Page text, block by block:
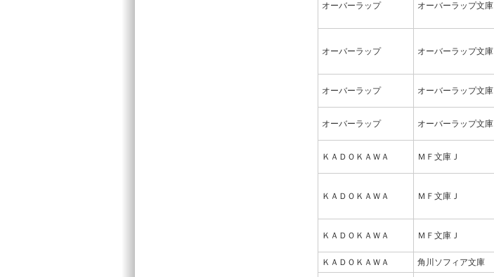
オーバーラップ オーバーラップ文庫
オーバーラップ オーバーラップ文庫
オーバーラップ オーバーラップ文庫
オーバーラップ オーバーラップ文庫
ＫＡＤＯＫＡＷＡ ＭＦ文庫Ｊ
ＫＡＤＯＫＡＷＡ ＭＦ文庫Ｊ
ＫＡＤＯＫＡＷＡ ＭＦ文庫Ｊ
ＫＡＤＯＫＡＷＡ 角川ソフィア文庫